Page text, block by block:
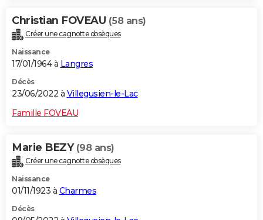
Christian FOVEAU (58 ans)
Créer une cagnotte obsèques
Naissance
17/01/1964 à Langres
Décès
23/06/2022 à Villegusien-le-Lac
Famille FOVEAU
Marie BEZY (98 ans)
Créer une cagnotte obsèques
Naissance
01/11/1923 à Charmes
Décès